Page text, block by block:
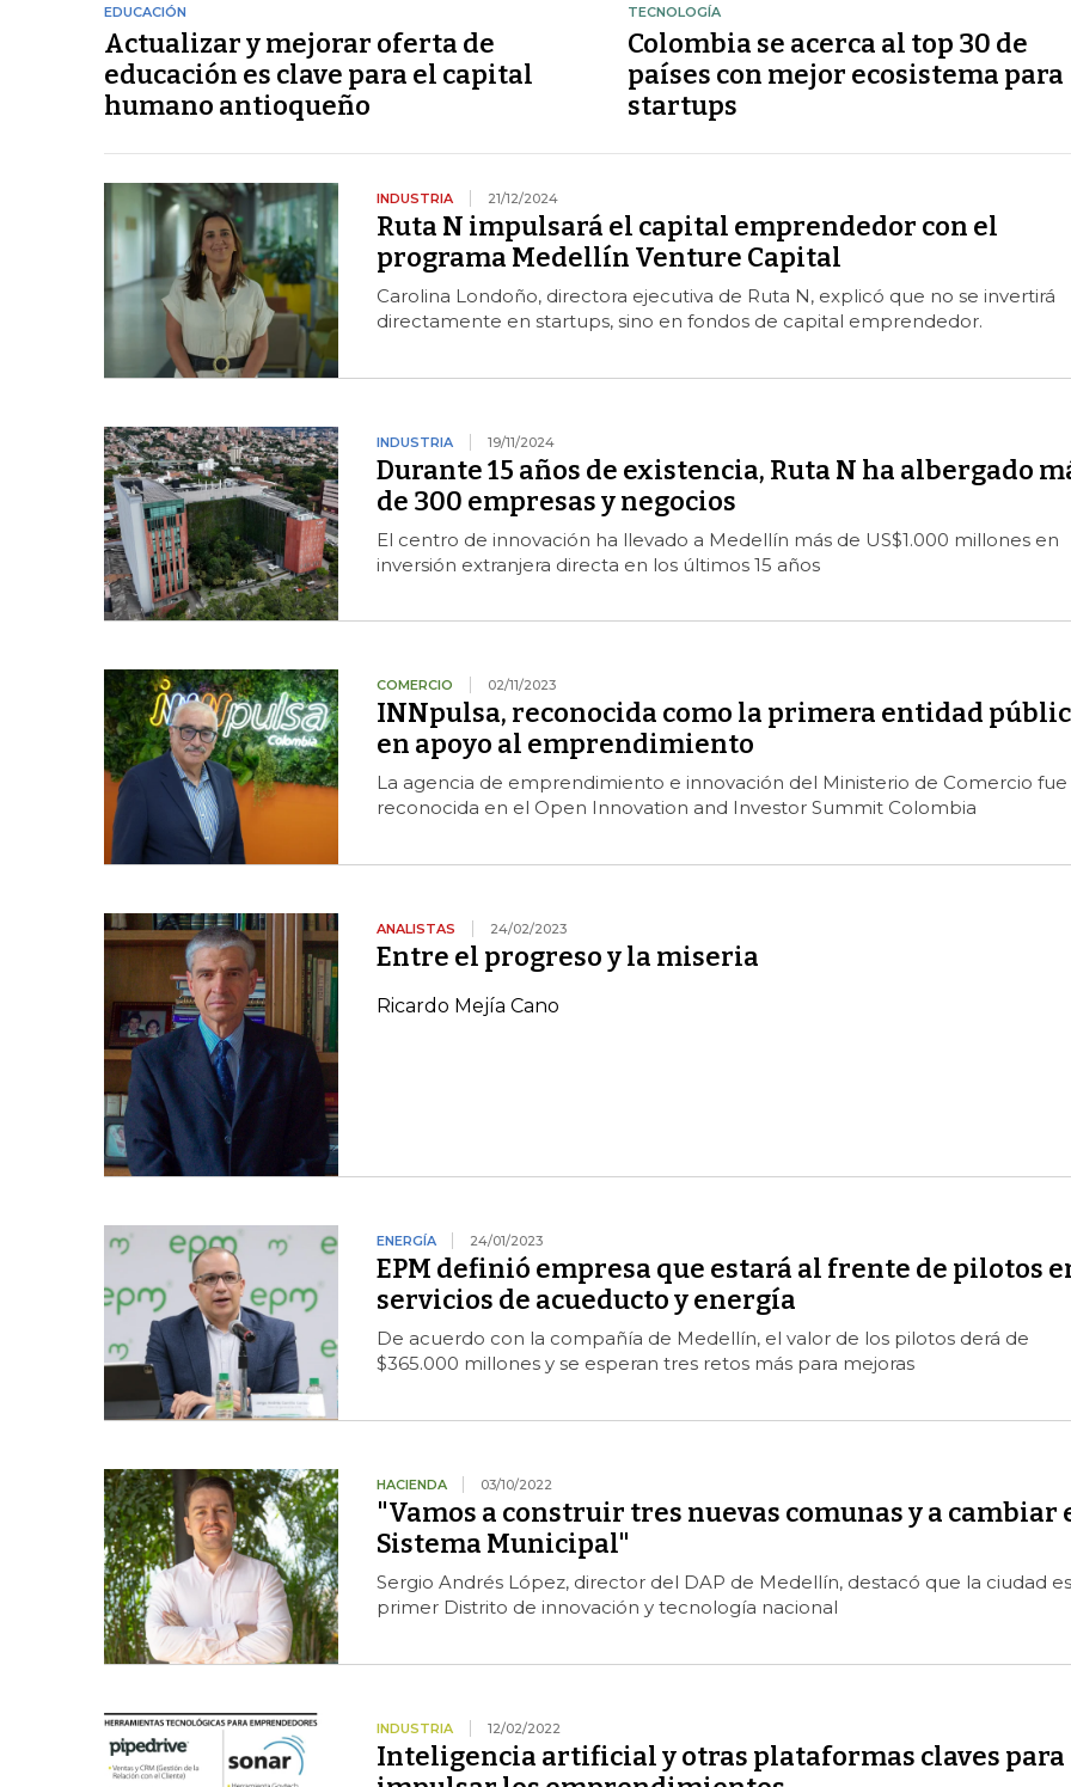
EDUCACIÓN
Actualizar y mejorar oferta de
educación es clave para el capital
humano antioqueño
TECNOLOGÍA
Colombia se acerca al top 30 de
países con mejor ecosistema para
startups
INDUSTRIA 21/12/2024
Ruta N impulsará el capital emprendedor con el
programa Medellín Venture Capital
Carolina Londoño, directora ejecutiva de Ruta N, explicó que no se invertirá
directamente en startups, sino en fondos de capital emprendedor.
INDUSTRIA 19/11/2024
Durante 15 años de existencia, Ruta N ha albergado
de 300 empresas y negocios
El centro de innovación ha llevado a Medellín más de US$1.000 millones en
inversión extranjera directa en los últimos 15 años
COMERCIO 02/11/2023
INNpulsa, reconocida como la primera entidad
en apoyo al emprendimiento
La agencia de emprendimiento e innovación del Ministerio de Comercio fue
reconocida en el Open Innovation and Investor Summit Colombia
ANALISTAS 24/02/2023
Entre el progreso y la miseria
Ricardo Mejía Cano
ENERGÍA 24/01/2023
EPM definió empresa que estará al frente de pilotos
servicios de acueducto y energía
De acuerdo con la compañía de Medellín, el valor de los pilotos derá de
$365.000 millones y se esperan tres retos más para mejoras
HACIENDA 03/10/2022
"Vamos a construir tres nuevas comunas y a cambiar
Sistema Municipal"
Sergio Andrés López, director del DAP de Medellín, destacó que la ciudad
primer Distrito de innovación y tecnología nacional
INDUSTRIA 12/02/2022
Inteligencia artificial y otras plataformas claves para